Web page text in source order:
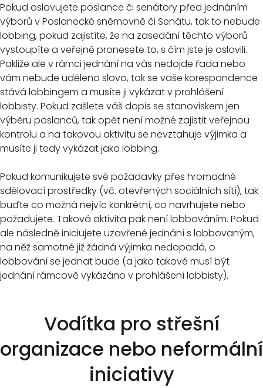
Pokud oslovujete poslance či senátory před jednáním
výborů v Poslanecké sněmovně či Senátu, tak to nebude
lobbing, pokud zajistíte, že na zasedání těchto výborů
vystoupíte a veřejně pronesete to, s čím jste je oslovili.
Pakliže ale v rámci jednání na vás nedojde řada nebo
vám nebude uděleno slovo, tak se vaše korespondence
stává lobbingem a musíte ji vykázat v prohlášení
lobbisty. Pokud zašlete váš dopis se stanoviskem jen
výběru poslanců, tak opět není možné zajistit veřejnou
kontrolu a na takovou aktivitu se nevztahuje výjimka a
musíte ji tedy vykázat jako lobbing.
Pokud komunikujete své požadavky přes hromadné
sdělovací prostředky (vč. otevřených sociálních sítí), tak
buďte co možná nejvíc konkrétní, co navrhujete nebo
požadujete. Taková aktivita pak není lobbováním. Pokud
ale následně iniciujete uzavřené jednání s lobbovaným,
na něž samotné již žádná výjimka nedopadá, o
lobbování se jednat bude (a jako takové musí být
jednání rámcově vykázáno v prohlášení lobbisty).
Vodítka pro střešní
organizace nebo neformální
iniciativy